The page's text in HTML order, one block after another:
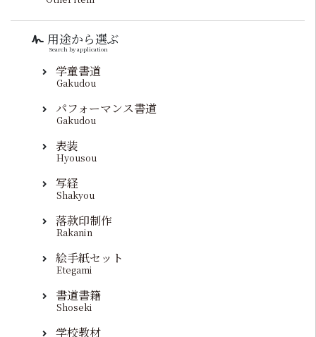
用途から選ぶ
Search by application
学童書道
Gakudou
パフォーマンス書道
Gakudou
表装
Hyousou
写経
Shakyou
落款印制作
Rakanin
絵手紙セット
Etegami
書道書籍
Shoseki
学校教材